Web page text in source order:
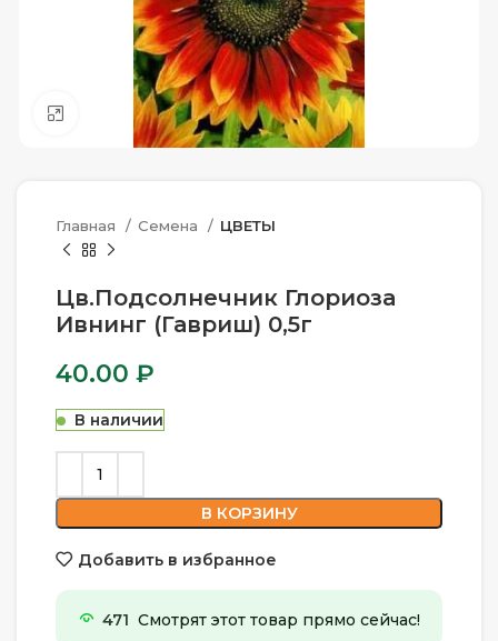
Нажмите, чтобы увеличить
Главная Семена ЦВЕТЫ
Цв.Подсолнечник Глориоза
Ивнинг (Гавриш) 0,5г
40.00 ₽
В наличии
В КОРЗИНУ
Добавить в избранное
471 Смотрят этот товар прямо сейчас!